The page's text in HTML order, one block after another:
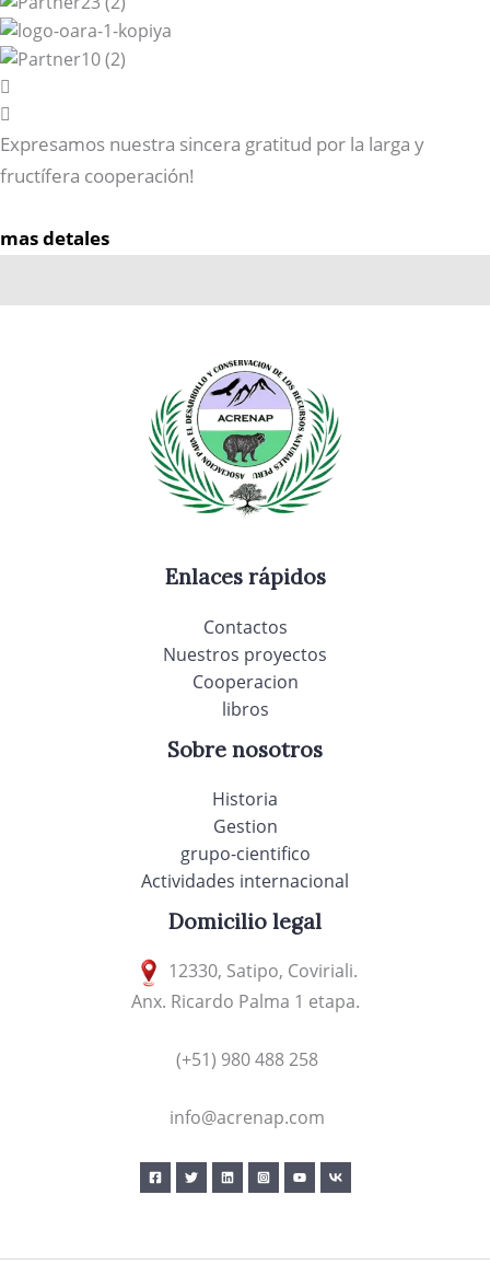
Expresamos nuestra sincera gratitud por la larga y
fructífera cooperación!
mas detales
Enlaces rápidos
Contactos
Nuestros proyectos
Cooperacion
libros
Sobre nosotros
Historia
Gestion
grupo-cientifico
Actividades internacional
Domicilio legal
12330, Satipo, Coviriali.
Anx. Ricardo Palma 1 etapa.
(+51) 980 488 258
info@acrenap.com